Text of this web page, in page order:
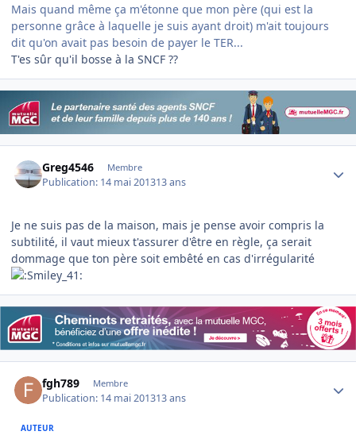
Mais quand même ça m'étonne que mon père (qui est la
personne grâce à laquelle je suis ayant droit) m'ait toujours
dit qu'on avait pas besoin de payer le TER...
T'es sûr qu'il bosse à la SNCF ??
Greg4546 Membre
Publication: 14 mai 201313 ans
Je ne suis pas de la maison, mais je pense avoir compris la
subtilité, il vaut mieux t'assurer d'être en règle, ça serait
dommage que ton père soit embêté en cas d'irrégularité
fgh789 Membre
Publication: 14 mai 201313 ans
AUTEUR